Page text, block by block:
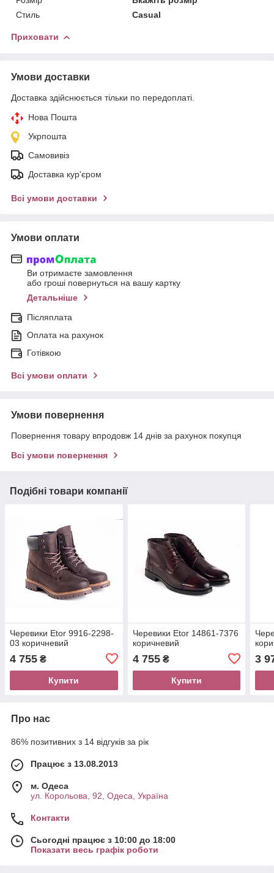
Стиль
Casual
Приховати
Умови доставки
Доставка здійснюється тільки по передоплаті.
Нова Пошта
Укрпошта
Самовивіз
Доставка кур'єром
Всі умови доставки
Умови оплати
Ви отримаєте замовлення
або гроші повернуться на вашу картку
Детальніше
Післяплата
Оплата на рахунок
Готівкою
Всі умови оплати
Умови повернення
Повернення товару впродовж 14 днів за рахунок покупця
Всі умови повернення
Подібні товари компанії
Черевики Etor 9916-2298-
03 коричневий
4 755 ₴
Купити
Черевики Etor 14861-7376
коричневий
4 755₴
Купити
3
Про нас
86% позитивних з 14 відгуків за рік
Працює з 13.08.2013
м. Одеса
ул. Корольова, 92, Одеса, Україна
Контакти
Сьогодні працює з 10:00 до 18:00
Показати весь графік роботи